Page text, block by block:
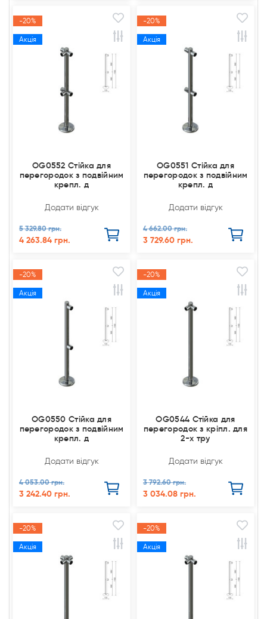
-20%
Акція
OG0552 Стійка для
перегородок з подвійним
крепл. д
Додати відгук
5 329.80 грн.
4 263.84 грн.
-20%
Акція
OG0551 Стійка для
перегородок з подвійним
крепл. д
Додати відгук
4 662.00 грн.
3 729.60 грн.
-20%
Акція
OG0550 Стійка для
перегородок з подвійним
крепл. д
Додати відгук
4 053.00 грн.
3 242.40 грн.
-20%
Акція
OG0544 Стійка для
перегородок з кріпл. для
2-х тру
Додати відгук
3 792.60 грн.
3 034.08 грн.
-20%
Акція
-20%
Акція